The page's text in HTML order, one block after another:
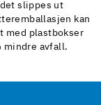
slippes ut
kan
med plastbokser
mindre avfall.